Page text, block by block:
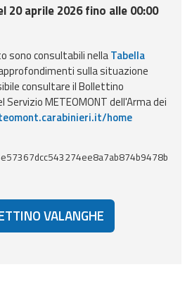
20 aprile 2026 fino alle 00:00
sono consultabili nellaTabella
sulla situazione
consultare il Bollettino
METEOMONT dell'Arma dei
home
VALANGHE